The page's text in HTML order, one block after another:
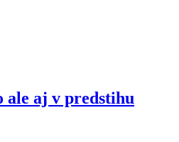
ale aj v predstihu